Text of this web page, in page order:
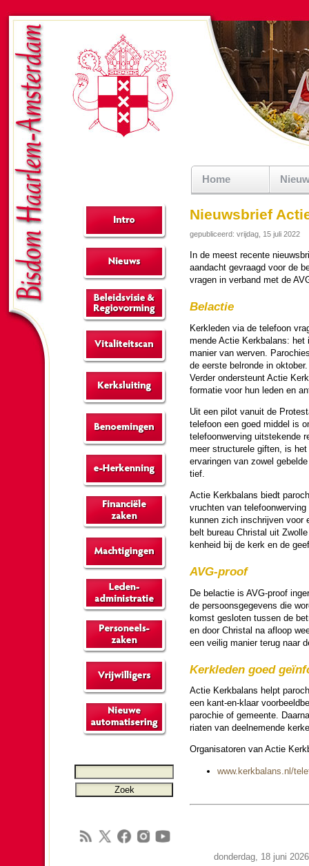
Home
Nieuwsbrief
gepubliceerd: vrijdag, 15 juli 2022
In de meest recente
aan­dacht gevraagd voor de
vragen in ver­band met de
Belactie
Kerk­le­den via de tele­foon
men­de Actie Kerk­ba­lans: het
manier van werven.
de eerste belronde in
Verder onder­steunt Actie
for­ma­tie voor hun leden en
Uit een pilot vanuit de
tele­foon een goed middel is
tele­foon­wer­ving uitstekende
meer struc­tu­rele giften, is
erva­ringen van zowel
tief.
Actie Kerk­ba­lans biedt
vruchten van
kunnen zich in­schrij­ven voor
belt bureau Christal uit
ken­heid bij de kerk en de
AVG-proof
De belactie is AVG-proof
de per­soons­ge­ge­vens die
komst gesloten tussen de
en door Christal na afloop
een veilig manier terug naar
Kerk­le­den goed
Actie Kerk­ba­lans helpt
een kant-en-klaar
pa­ro­chie of ge­meen­te.
riaten van deel­ne­mende
Or­ga­ni­sa­toren van Actie
www.kerk­ba­lans.nl/
donderdag, 18 juni 2026